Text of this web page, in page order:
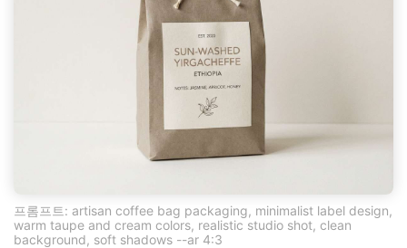
프롬프트: artisan coffee bag packaging, minimalist label design,
warm taupe and cream colors, realistic studio shot, clean
background, soft shadows --ar 4:3